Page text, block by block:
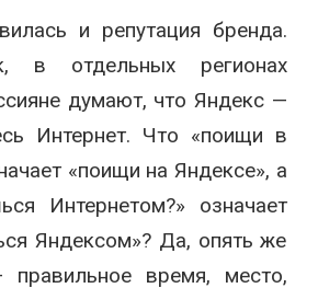
и репутация бренда.
в отдельных регионах
думают, что Яндекс —
Интернет. Что «поищи в
«поищи на Яндексе», а
Интернетом?» означает
Яндексом»? Да, опять же
время, место,